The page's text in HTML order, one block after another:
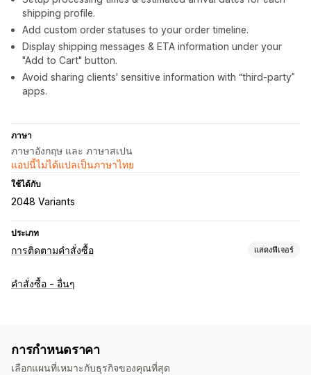
shipping profile.
Add custom order statuses to your order timeline.
Display shipping messages & ETA information under your
"Add to Cart" button.
Avoid sharing clients' sensitive information with “third-party”
apps.
ภาษา
ภาษาอังกฤษ และ ภาษาสเปน
แอปนี้ไม่ได้แปลเป็นภาษาไทย
ใช้ได้กับ
2048 Variants
ประเภท
การติดตามคำสั่งซื้อ แสดงฟีเจอร์
การติดตาม
คำสั่งซื้อ - อื่นๆ
การกำหนดราคา
เลือกแผนที่เหมาะกับธุรกิจของคุณที่สุด